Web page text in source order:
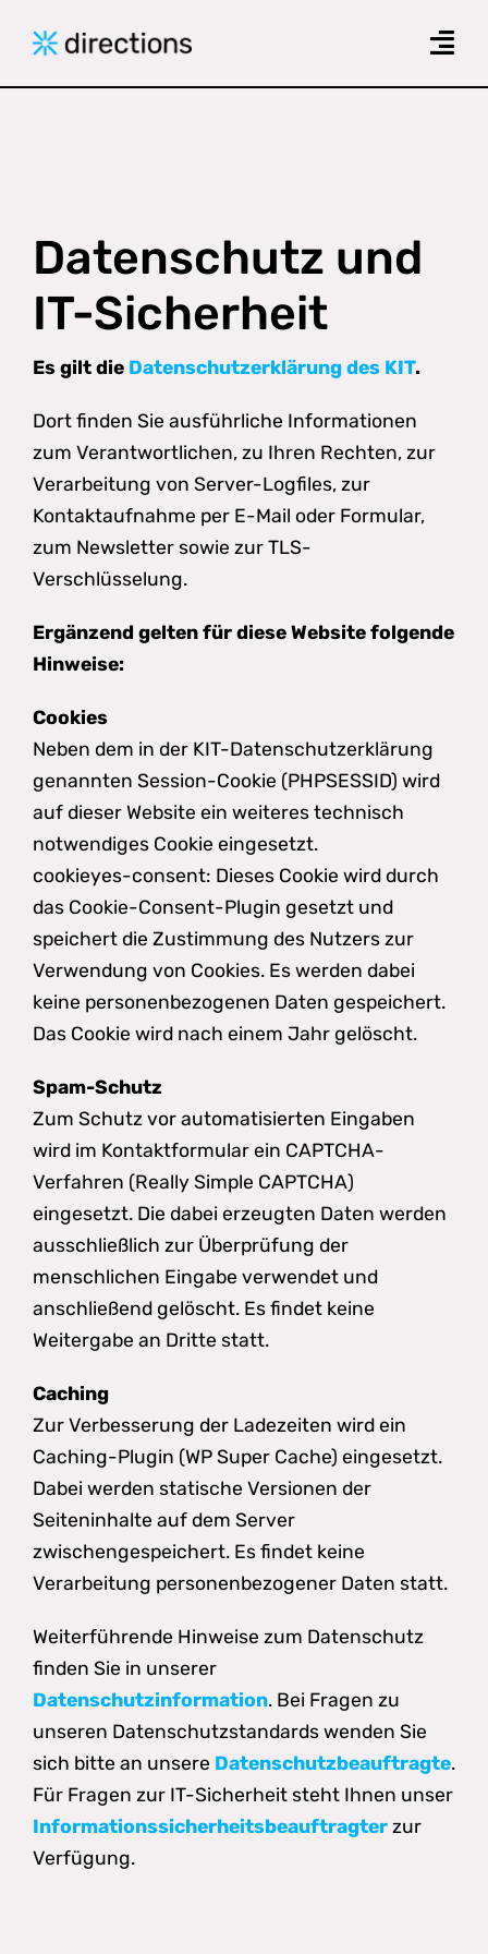
News
Downloads
Datenschutz und
IT-Sicherheit
Es gilt die Datenschutzerklärung des KIT.
Dort finden Sie ausführliche Informationen
zum Verantwortlichen, zu Ihren Rechten, zur
Verarbeitung von Server-Logfiles, zur
Kontaktaufnahme per E-Mail oder Formular,
zum Newsletter sowie zur TLS-
Verschlüsselung.
Ergänzend gelten für diese Website folgende
Hinweise:
Cookies
Neben dem in der KIT-Datenschutzerklärung
genannten Session-Cookie (PHPSESSID) wird
auf dieser Website ein weiteres technisch
notwendiges Cookie eingesetzt.
cookieyes-consent: Dieses Cookie wird durch
das Cookie-Consent-Plugin gesetzt und
speichert die Zustimmung des Nutzers zur
Verwendung von Cookies. Es werden dabei
keine personenbezogenen Daten gespeichert.
Das Cookie wird nach einem Jahr gelöscht.
Spam-Schutz
Zum Schutz vor automatisierten Eingaben
wird im Kontaktformular ein CAPTCHA-
Verfahren (Really Simple CAPTCHA)
eingesetzt. Die dabei erzeugten Daten werden
ausschließlich zur Überprüfung der
menschlichen Eingabe verwendet und
anschließend gelöscht. Es findet keine
Weitergabe an Dritte statt.
Caching
Zur Verbesserung der Ladezeiten wird ein
Caching-Plugin (WP Super Cache) eingesetzt.
Dabei werden statische Versionen der
Seiteninhalte auf dem Server
zwischengespeichert. Es findet keine
Verarbeitung personenbezogener Daten statt.
Weiterführende Hinweise zum Datenschutz
finden Sie in unserer
Datenschutzinformation. Bei Fragen zu
unseren Datenschutzstandards wenden Sie
sich bitte an unsere Datenschutzbeauftragte.
Für Fragen zur IT-Sicherheit steht Ihnen unser
Informationssicherheitsbeauftragterzur
Verfügung.